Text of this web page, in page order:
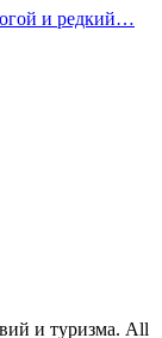
и редкий…
и туризма. All